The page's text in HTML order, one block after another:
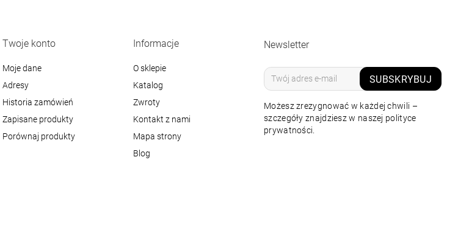
Twoje konto
Moje dane
Adresy
Historia zamówień
Zapisane produkty
Porównaj produkty
Informacje
O sklepie
Katalog
Zwroty
Kontakt z nami
Mapa strony
Blog
Newsletter
SUBSKRYBUJ
Możesz zrezygnować w każdej chwili –
szczegóły znajdziesz w naszej polityce
prywatności.